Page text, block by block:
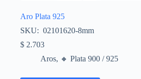
Aro Plata 925
SKU: 02101620-8mm
$ 2.703
Aros, 🔸​ Plata 900 / 925